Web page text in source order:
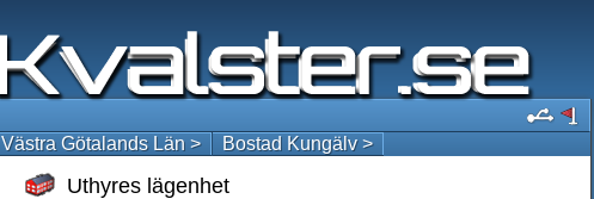
Västra Götalands Län > Bostad Kungälv >
Uthyres lägenhet